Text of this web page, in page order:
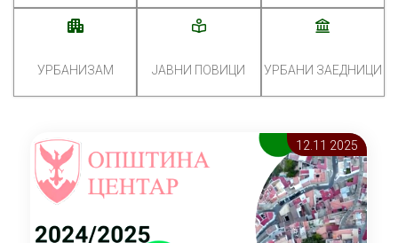
УРБАНИЗАМ ЈАВНИ ПОВИЦИ УРБАНИ ЗАЕДНИЦИ
12.11 2025